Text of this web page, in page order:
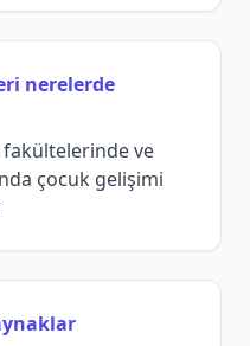
nerelerde
ve
çocuk gelişimi